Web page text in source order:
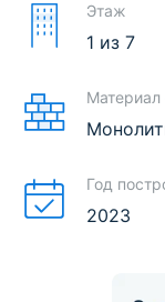
Этаж
1 из 7
Материал
Год
2023